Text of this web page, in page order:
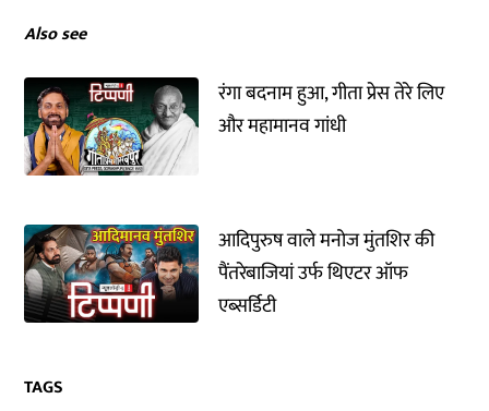
Also see
रंगा बदनाम हुआ, गीता प्रेस तेरे लिए
और महामानव गांधी
आदिपुरुष वाले मनोज मुंतशिर की
पैंतरेबाजियां उर्फ थिएटर ऑफ
एब्सर्डिटी
TAGS